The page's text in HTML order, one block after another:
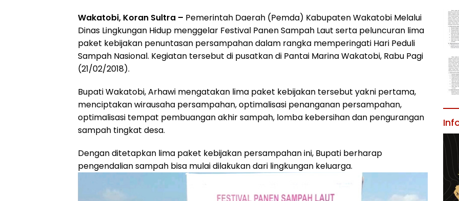
Wakatobi, Koran Sultra – Pemerintah Daerah (Pemda) Kabupaten Wakatobi Melalui
Dinas Lingkungan Hidup menggelar Festival Panen Sampah Laut serta peluncuran lima
paket kebijakan penuntasan persampahan dalam rangka memperingati Hari Peduli
Sampah Nasional. Kegiatan tersebut di pusatkan di Pantai Marina Wakatobi, Rabu Pagi
(21/02/2018).
Bupati Wakatobi, Arhawi mengatakan lima paket kebijakan tersebut yakni pertama,
menciptakan wirausaha persampahan, optimalisasi penanganan persampahan,
optimalisasi tempat pembuangan akhir sampah, lomba kebersihan dan pengurangan
sampah tingkat desa.
Dengan ditetapkan lima paket kebijakan persampahan ini, Bupati berharap
pengendalian sampah bisa mulai dilakukan dari lingkungan keluarga.